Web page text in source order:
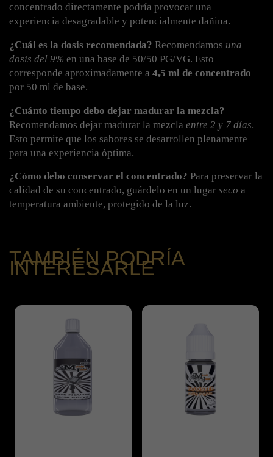
concentrado directamente podría provocar una
experiencia desagradable y potencialmente dañina.
¿Cuál es la dosis recomendada? Recomendamos una
dosis del 9% en una base de 50/50 PG/VG. Esto
corresponde aproximadamente a 4,5 ml de concentrado
por 50 ml de base.
¿Cuánto tiempo debo dejar madurar la mezcla?
Recomendamos dejar madurar la mezcla entre 2 y 7 días.
Esto permite que los sabores se desarrollen plenamente
para una experiencia óptima.
¿Cómo debo conservar el concentrado? Para preservar la
calidad de su concentrado, guárdelo en un lugar seco a
temperatura ambiente, protegido de la luz.
TAMBIÉN PODRÍA
INTERESARLE